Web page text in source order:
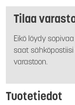
Tilaa
Eikö löydy
saat
varastoon.
Tuotetiedot